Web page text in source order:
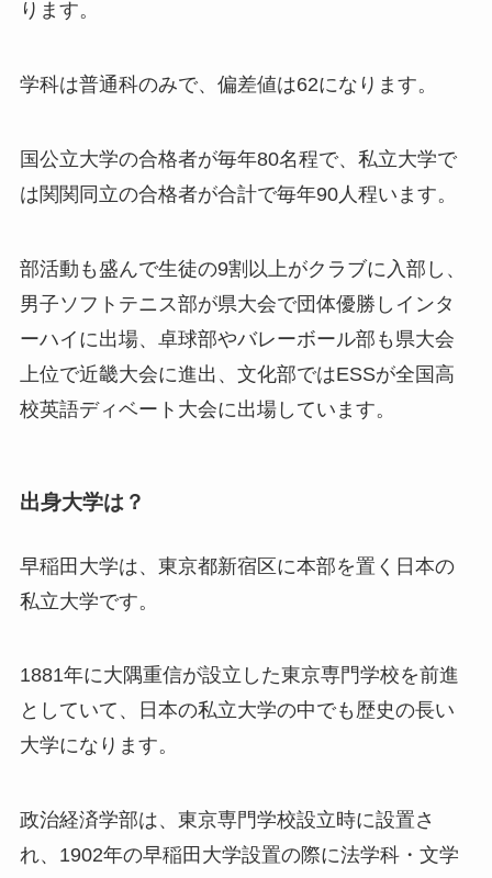
ります。
学科は普通科のみで、偏差値は62になります。
国公立大学の合格者が毎年80名程で、私立大学で
は関関同立の合格者が合計で毎年90人程います。
部活動も盛んで生徒の9割以上がクラブに入部し、
男子ソフトテニス部が県大会で団体優勝しインタ
ーハイに出場、卓球部やバレーボール部も県大会
上位で近畿大会に進出、文化部ではESSが全国高
校英語ディベート大会に出場しています。
出身大学は？
早稲田大学は、東京都新宿区に本部を置く日本の
私立大学です。
1881年に大隅重信が設立した東京専門学校を前進
としていて、日本の私立大学の中でも歴史の長い
大学になります。
政治経済学部は、東京専門学校設立時に設置さ
れ、1902年の早稲田大学設置の際に法学科・文学